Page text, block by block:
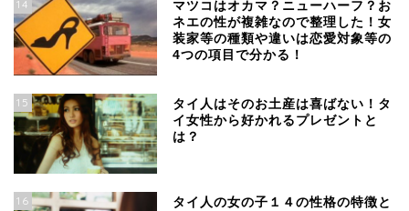
14
マツコはオカマ？ニューハーフ？お
ネエの性が複雑なので整理した！女
装家等の種類や違いは恋愛対象等の
4つの項目で分かる！
15
タイ人はそのお土産は喜ばない！タ
イ女性から好かれるプレゼントと
は？
16
タイ人の女の子１４の性格の特徴と